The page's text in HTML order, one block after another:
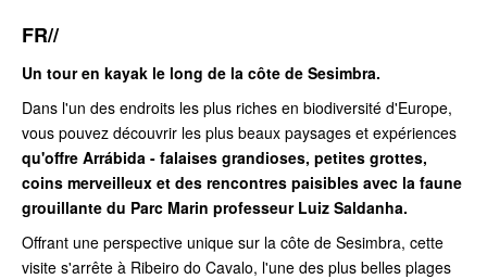
FR//
Un tour en kayak le long de la côte de Sesimbra.
Dans l'un des endroits les plus riches en biodiversité d'Europe,
vous pouvez découvrir les plus beaux paysages et expériences
qu'offre Arrábida - falaises grandioses, petites grottes,
coins merveilleux et des rencontres paisibles avec la faune
grouillante du Parc Marin professeur Luiz Saldanha.
Offrant une perspective unique sur la côte de Sesimbra, cette
visite s'arrête à Ribeiro do Cavalo, l'une des plus belles plages